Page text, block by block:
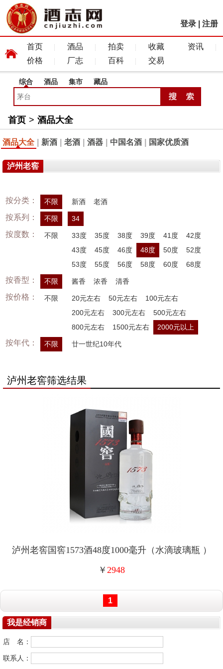
登录 注册
首页 酒品 拍卖 收藏
资讯
价格
厂志 百科 交易
综合 酒品 集市 藏品
首页 > 酒品大全
酒品大全 新酒 老酒 酒器 中国名酒 国家优质酒
泸州老窖
按分类： 不限 新酒 老酒
按系列： 不限 34
按度数： 不限 33度 35度 38度 39度 41度
42度
43度
45度 46度 48度 50度
52度
53度
55度 56度 58度 60度 68度
按香型： 不限 酱香 浓香 清香
按价格： 不限 20元左右 50元左右
100元左右
200元左右
300元左右
500元左右
800元左右
1500元左右 2000元以上
按年代： 不限 廿一世纪10年代
泸州老窖筛选结果
泸州老窖国窖1573酒48度1000毫升（水滴玻璃瓶 ）
￥ 2948
1
我是经销商
店 名：
联系人：